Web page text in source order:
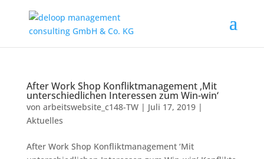
After Work Shop Konfliktmanagement ‚Mit
unterschiedlichen Interessen zum Win-win‘
von arbeitswebsite_c148-TW| Juli 17, 2019|
Aktuelles
After Work Shop Konfliktmanagement ‘Mit